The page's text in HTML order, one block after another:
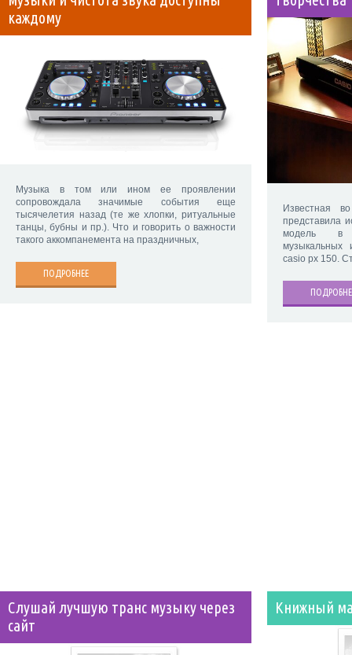
каждому
Музыка в том или ином ее проявлении
сопровождала значимые события еще
тысячелетия назад (те же хлопки, ритуальные
танцы, бубны и пр.). Что и говорить о важности
такого аккомпанемента на праздничных,
ПОДРОБНЕЕ
Известная
представила
модель в
музыкальных
casio px 150.
Слушай лучшую транс музыку через
сайт
Книжный